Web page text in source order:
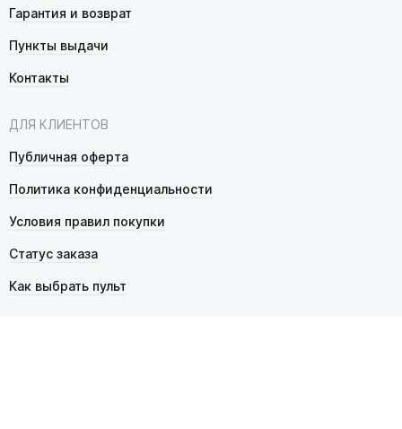
Гарантия и возврат
Пункты выдачи
Контакты
ДЛЯ КЛИЕНТОВ
Публичная оферта
Политика конфиденциальности
Условия правил покупки
Статус заказа
Как выбрать пульт